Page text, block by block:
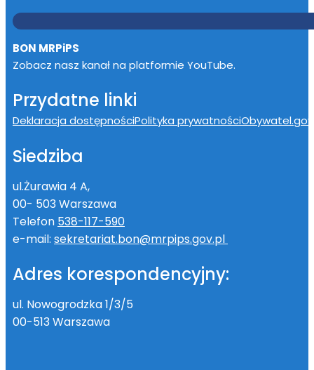
BON MRPiPS
Zobacz nasz kanał na platformie YouTube.
Przydatne linki
Deklaracja dostępnościPolityka prywatności
Siedziba
ul.Żurawia 4 A,
00- 503 Warszawa
Telefon 538-117-590
e-mail: sekretariat.bon@mrpips.gov.pl
Adres korespondencyjny:
ul. Nowogrodzka 1/3/5
00-513 Warszawa